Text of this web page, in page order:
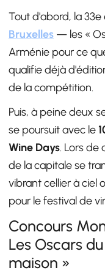
Tout d'abord, la
Bruxelles — les «
Arménie pour ce
qualifie déjà
de la compétition.
Puis, à peine deux
se poursuit avec le
Wine Days. Lors de
de la capitale se
vibrant cellier à ciel
pour le festival de
Concours
Les Oscars
maison »